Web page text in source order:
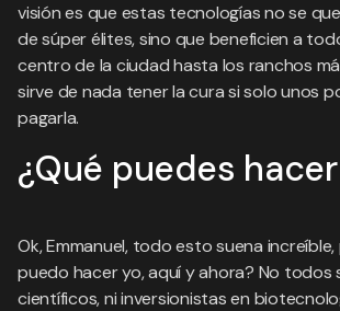
visión es que estas tecnologías no se
de súper élites, sino que beneficien a
centro de la ciudad hasta los ranchos
sirve de nada tener la cura si solo unos
pagarla.
¿Qué puedes
Ok, Emmanuel, todo esto suena
puedo hacer yo, aquí y ahora? No todos
científicos, ni inversionistas en